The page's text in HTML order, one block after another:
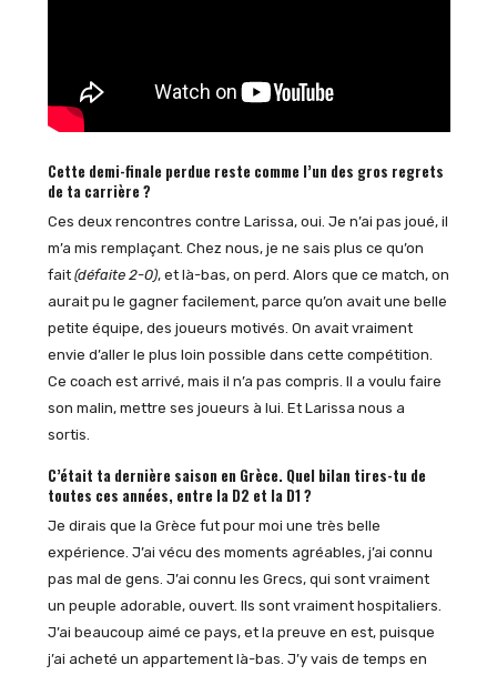
Cette demi-finale perdue reste comme l’un des gros regrets
de ta carrière ?
Ces deux rencontres contre Larissa, oui. Je n’ai pas joué, il
m’a mis remplaçant. Chez nous, je ne sais plus ce qu’on
fait (défaite 2-0), et là-bas, on perd. Alors que ce match, on
aurait pu le gagner facilement, parce qu’on avait une belle
petite équipe, des joueurs motivés. On avait vraiment
envie d’aller le plus loin possible dans cette compétition.
Ce coach est arrivé, mais il n’a pas compris. Il a voulu faire
son malin, mettre ses joueurs à lui. Et Larissa nous a
sortis.
C’était ta dernière saison en Grèce. Quel bilan tires-tu de
toutes ces années, entre la D2 et la D1 ?
Je dirais que la Grèce fut pour moi une très belle
expérience. J’ai vécu des moments agréables, j’ai connu
pas mal de gens. J’ai connu les Grecs, qui sont vraiment
un peuple adorable, ouvert. Ils sont vraiment hospitaliers.
J’ai beaucoup aimé ce pays, et la preuve en est, puisque
j’ai acheté un appartement là-bas. J’y vais de temps en